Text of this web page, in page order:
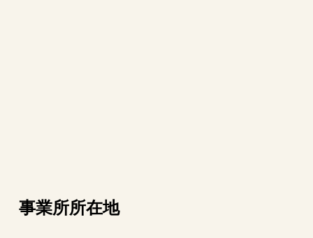
事業所所在地